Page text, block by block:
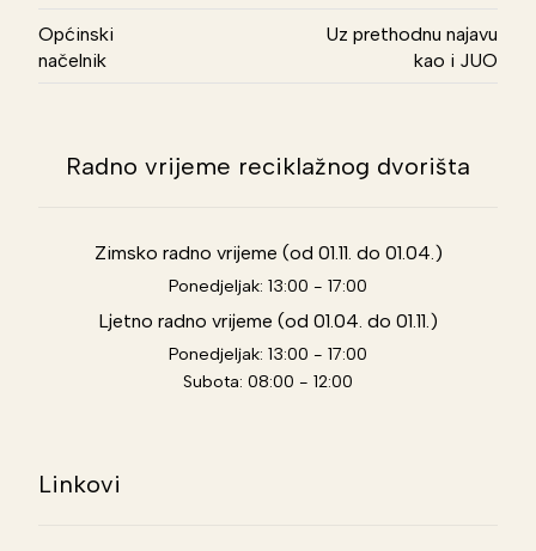
Općinski
načelnik
Uz prethodnu najavu
kao i JUO
Radno vrijeme reciklažnog dvorišta
Zimsko radno vrijeme (od 01.11. do 01.04.)
Ponedjeljak: 13:00 - 17:00
Ljetno radno vrijeme (od 01.04. do 01.11.)
Ponedjeljak: 13:00 - 17:00
Subota: 08:00 - 12:00
Linkovi